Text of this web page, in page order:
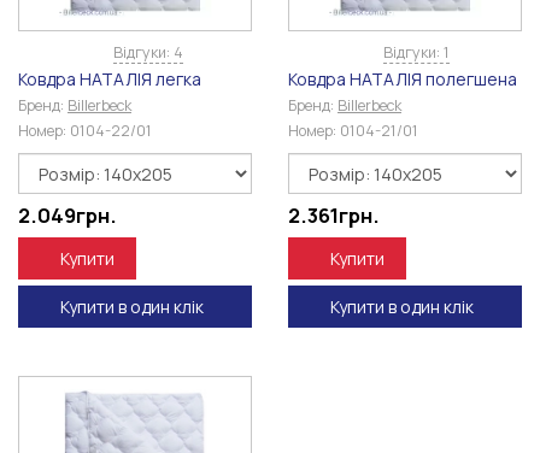
Відгуки: 4
Ковдра НАТАЛІЯ легка
Бренд: Billerbeck
Номер: 0104-22/01
2.049грн.
Купити
Купити в один клік
Відгуки: 1
Ковдра НАТАЛІЯ полегшена
Бренд: Billerbeck
Номер: 0104-21/01
2.361грн.
Купити
Купити в один клік